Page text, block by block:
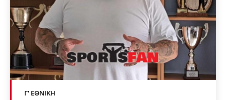
Γ' ΕΘΝΙΚΉ